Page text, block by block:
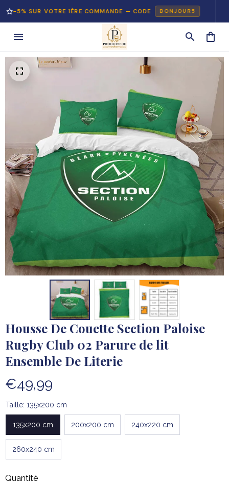
VOTRE 1ÈRE COMMANDE — CODE BONJOUR5
Housse De Couette Section Paloise
Rugby Club 02 Parure de lit
Ensemble De Literie
€49,99
Taille: 135x200 cm
135x200 cm 200x200 cm 240x220 cm
260x240 cm
Quantité